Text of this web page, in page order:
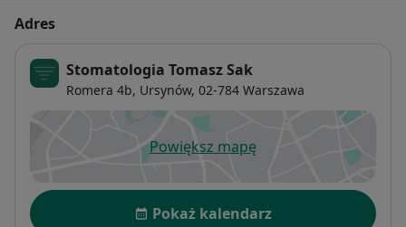
Adres
Stomatologia Tomasz Sak
Romera 4b, Ursynów, 02-784 Warszawa
Powiększ mapęotwiera się w nowej karcie
Dostępność
Pokaż kalendarz